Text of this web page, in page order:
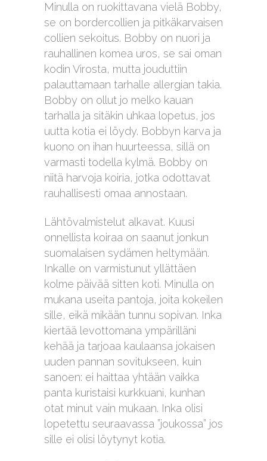
Minulla on ruokittavana vielä Bobby,
se on bordercollien ja pitkäkarvaisen
collien sekoitus. Bobby on nuori ja
rauhallinen komea uros, se sai oman
kodin Virosta, mutta jouduttiin
palauttamaan tarhalle allergian takia.
Bobby on ollut jo melko kauan
tarhalla ja sitäkin uhkaa lopetus, jos
uutta kotia ei löydy. Bobbyn karva ja
kuono on ihan huurteessa, sillä on
varmasti todella kylmä. Bobby on
niitä harvoja koiria, jotka odottavat
rauhallisesti omaa annostaan.
Lähtövalmistelut alkavat. Kuusi
onnellista koiraa on saanut jonkun
suomalaisen sydämen heltymään.
Inkalle on varmistunut yllättäen
kolme päivää sitten koti. Minulla on
mukana useita pantoja, joita kokeilen
sille, eikä mikään tunnu sopivan. Inka
kiertää levottomana ympärilläni
kehää ja tarjoaa kaulaansa jokaisen
uuden pannan sovitukseen, kuin
sanoen: ei haittaa yhtään vaikka
panta kuristaisi kurkkuani, kunhan
otat minut vain mukaan. Inka olisi
lopetettu seuraavassa ”joukossa” jos
sille ei olisi löytynyt kotia.